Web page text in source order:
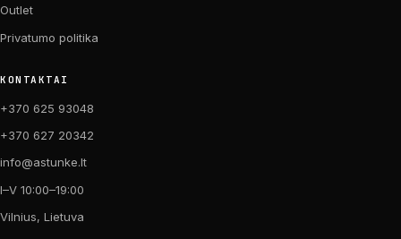
Outlet
Privatumo politika
KONTAKTAI
+370 625 93048
+370 627 20342
info@astunke.lt
I–V 10:00–19:00
Vilnius, Lietuva